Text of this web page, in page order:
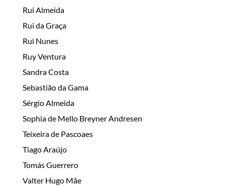
Rui Almeida
Rui da Graça
Rui Nunes
Ruy Ventura
Sandra Costa
Sebastião da Gama
Sérgio Almeida
Sophia de Mello Breyner Andresen
Teixeira de Pascoaes
Tiago Araújo
Tomás Guerrero
Valter Hugo Mãe